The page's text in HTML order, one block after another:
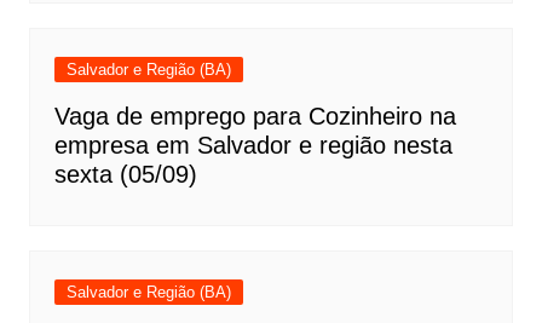
Salvador e Região (BA)
Vaga de emprego para Cozinheiro na
empresa em Salvador e região nesta
sexta (05/09)
Salvador e Região (BA)